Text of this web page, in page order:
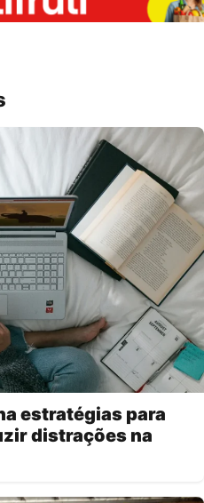
estratégias para
distrações na